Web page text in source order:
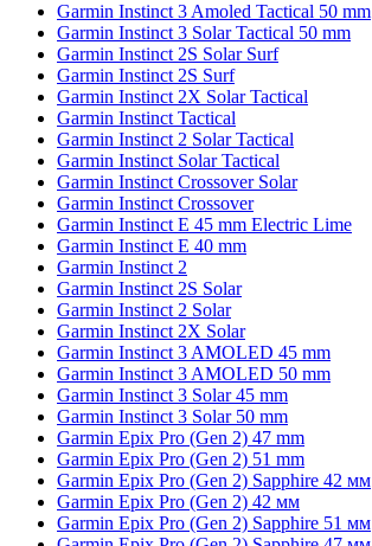
Garmin Instinct 3 Amoled Tactical 50 mm
Garmin Instinct 3 Solar Tactical 50 mm
Garmin Instinct 2S Solar Surf
Garmin Instinct 2S Surf
Garmin Instinct 2X Solar Tactical
Garmin Instinct Tactical
Garmin Instinct 2 Solar Tactical
Garmin Instinct Solar Tactical
Garmin Instinct Crossover Solar
Garmin Instinct Crossover
Garmin Instinct E 45 mm Electric Lime
Garmin Instinct E 40 mm
Garmin Instinct 2
Garmin Instinct 2S Solar
Garmin Instinct 2 Solar
Garmin Instinct 2X Solar
Garmin Instinct 3 AMOLED 45 mm
Garmin Instinct 3 AMOLED 50 mm
Garmin Instinct 3 Solar 45 mm
Garmin Instinct 3 Solar 50 mm
Garmin Epix Pro (Gen 2) 47 mm
Garmin Epix Pro (Gen 2) 51 mm
Garmin Epix Pro (Gen 2) Sapphire 42 мм
Garmin Epix Pro (Gen 2) 42 мм
Garmin Epix Pro (Gen 2) Sapphire 51 мм